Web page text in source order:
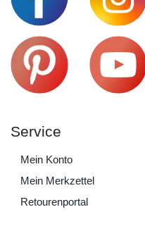
Service
Mein Konto
Mein Merkzettel
Retourenportal